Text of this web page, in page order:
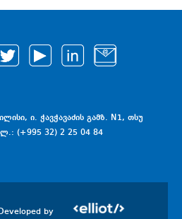
ი. ჭავჭავაძის გამზ. N1, თსუ
(+995 32) 2 25 04 84
by